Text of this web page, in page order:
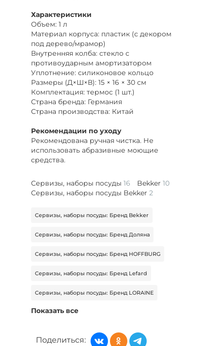
Характеристики
Объем: 1 л
Материал корпуса: пластик (с декором
под дерево/мрамор)
Внутренняя колба: стекло с
противоударным амортизатором
Уплотнение: силиконовое кольцо
Размеры (Д×Ш×В): 15 × 16 × 30 см
Комплектация: термос (1 шт.)
Страна бренда: Германия
Страна производства: Китай
Рекомендации по уходу
Рекомендована ручная чистка. Не
использовать абразивные моющие
средства.
Сервизы, наборы посуды 16 Bekker 10
Сервизы, наборы посуды Bekker 2
Сервизы, наборы посуды: Бренд Bekker
Сервизы, наборы посуды: Бренд Доляна
Сервизы, наборы посуды: Бренд HOFFBURG
Сервизы, наборы посуды: Бренд Lefard
Сервизы, наборы посуды: Бренд LORAINE
Сервизы, наборы посуды: Бренд Pomi D’oro
Сервизы, наборы посуды: Бренд Royal Classics
Показать все
Поделиться: